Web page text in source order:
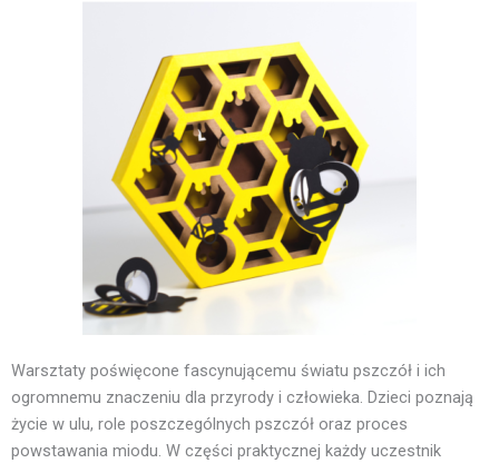
Warsztaty poświęcone fascynującemu światu pszczół i ich
ogromnemu znaczeniu dla przyrody i człowieka. Dzieci poznają
życie w ulu, role poszczególnych pszczół oraz proces
powstawania miodu. W części praktycznej każdy uczestnik